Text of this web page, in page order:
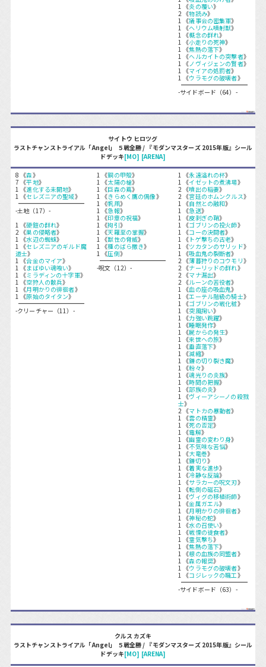
1 《炎の覆い》
2 《物読み》
1 《議事会の密集軍》
1 《ヘリウム噴射獣》
1 《概念の群れ》
1 《小走りの死神》
1 《焦熱の落下》
1 《ヘルカイトの突撃者》
1 《ノヴィジェンの賢者》
1 《マイアの処罰者》
1 《ウラモグの破壊者》
-サイドボード（64）-
サイトウ ヒロツグ
ラストチャンストライアル「Angel」 ５戦全勝 / 『モダンマスターズ 2015年版』シール
ドデッキ[MO] [ARENA]
8 《森》
7 《平地》
1 《進化する未開地》
1 《セレズニアの聖域》
-土地（17）-
1 《硬鎧の群れ》
2 《巣の侵略者》
1 《水辺の蜘蛛》
1 《セレズニアのギルド魔
道士》
1 《合金のマイア》
1 《まばゆい魂喰い》
1 《ミラディンの十字軍》
1 《空狩人の散兵》
1 《月明かりの徘徊者》
1 《原始のタイタン》
-クリーチャー（11）-
1 《銅の甲殻》
1 《太陽の槍》
1 《巨森の蔦》
1 《きらめく鷹の偶像》
1 《帆凧》
1 《急報》
1 《印章の祝福》
1 《拘引》
1 《天羅至の掌握》
1 《獣性の脅威》
1 《種のばら撒き》
1 《圧倒》
-呪文（12）-
1 《永遠溢れの杯》
1 《イゼットの煮沸場》
2 《噴出の稲妻》
2 《宮廷のホムンクルス》
1 《自然との融和》
1 《急送》
1 《皮剥ぎの鞘》
1 《ゴブリンの投火師》
1 《コーの決闘者》
1 《 トゲ撃ちの古老》
1 《ツカタンのサリッド》
1 《吸血鬼の裂断者》
2 《薄暮狩りのコウモリ》
2 《ナーリッドの群れ》
2 《マナ漏出》
2 《ルーンの苦役者》
1 《血の座の吸血鬼》
1 《エーテル階級の騎士》
1 《ゴブリンの戦化粧》
1 《突風掬い》
1 《力強い跳躍》
1 《睡眠発作》
1 《屍からの発生》
1 《来世への旅》
1 《垂直落下》
1 《減縮》
1 《鎌の切り裂き魔》
1 《粉々》
1 《魂光りの炎族》
1 《時間の把握》
1 《部族の炎》
1 《ヴィーアシーノの殺戮
士》
2 《マトカの暴動者》
1 《雲の精霊》
1 《死の否定》
1 《電解》
1 《幽霊の変わり身》
1 《不気味な苦悩》
1 《大竜巻》
1 《鎌切り》
1 《着実な進歩》
1 《冷静な反論》
1 《サラカーの呪文刃》
1 《転倒の磁石》
1 《ヴィグの移植術師》
1 《金属ガエル》
1 《月明かりの徘徊者》
1 《神秘の蛇》
1 《水の召使い》
1 《戦慄の徒食者》
1 《霊気撃ち》
1 《焦熱の落下》
1 《根の血族の同盟者》
1 《森の報奨》
1 《ウラモグの破壊者》
1 《コジレックの職工》
-サイドボード（63）-
クルス カズキ
ラストチャンストライアル「Angel」 ５戦全勝 / 『モダンマスターズ 2015年版』シール
ドデッキ[MO] [ARENA]